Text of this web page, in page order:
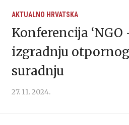
AKTUALNO HRVATSKA
Konferencija ‘NGO
izgradnju
suradnju
27. 11. 2024.